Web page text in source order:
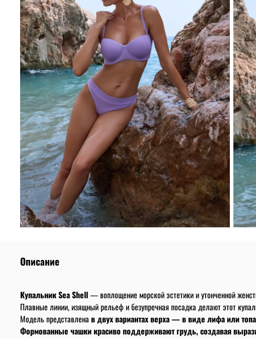
Описание
Купальник Sea Shell— воплощение морской эстетики и утонченной
Плавные линии, изящный рельеф и безупречная посадка делают этот
Модель представлена в двух вариантах верха — в виде лифа или топа
Формованные чашки красиво поддерживают грудь, создавая